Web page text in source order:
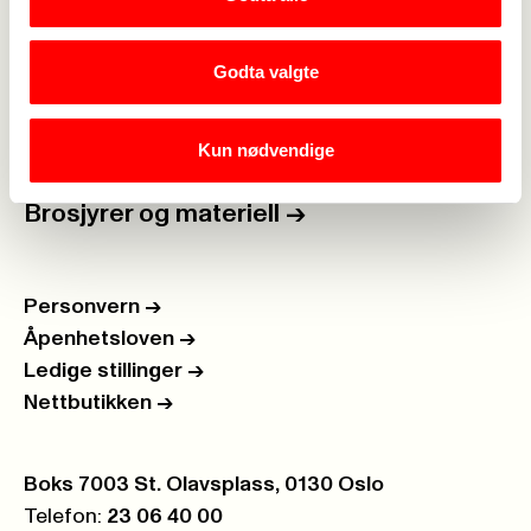
Godta valgte
Kun nødvendige
Om Fagforbundet ->
Rettigheter i arbeidslivet ->
Brosjyrer og materiell ->
Personvern ->
Åpenhetsloven ->
Ledige stillinger ->
Nettbutikken ->
Postboks:
Boks 7003 St. Olavsplass, 0130 Oslo
Telefon: 23 06 40 00